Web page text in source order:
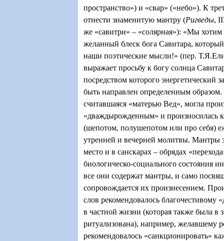
пространство») и «свар» («небо»). К
отнести знаменитую мантру (Ригведы,
же «савитри» – «солярная»): «Мы хотим
желанный блеск бога Савитара,
наши поэтические мысли!» (пер.
выражает просьбу к богу солнца
посредством которого энергетический
быть направлен определенным
считавшаяся «матерью Вед», могла
«дваждырожденным» и произносилась
(шепотом, полушепотом или про себя)
утренней и вечерней молитвы. Мантры
место и в санскарах – обрядах
биологическо-социального состояния
все они содержат мантры, и само
сопровождается их произнесением.
слов рекомендовалось
в частной жизни (которая также была в
ритуализована), например, желавшему
рекомендовалось «санкционировать»